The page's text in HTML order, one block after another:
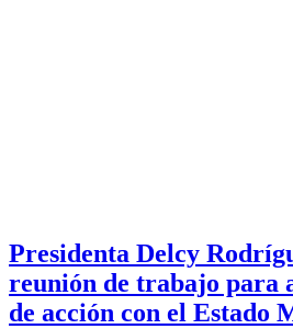
Presidenta Delcy
reunión de trabajo para
de acción con el Estado